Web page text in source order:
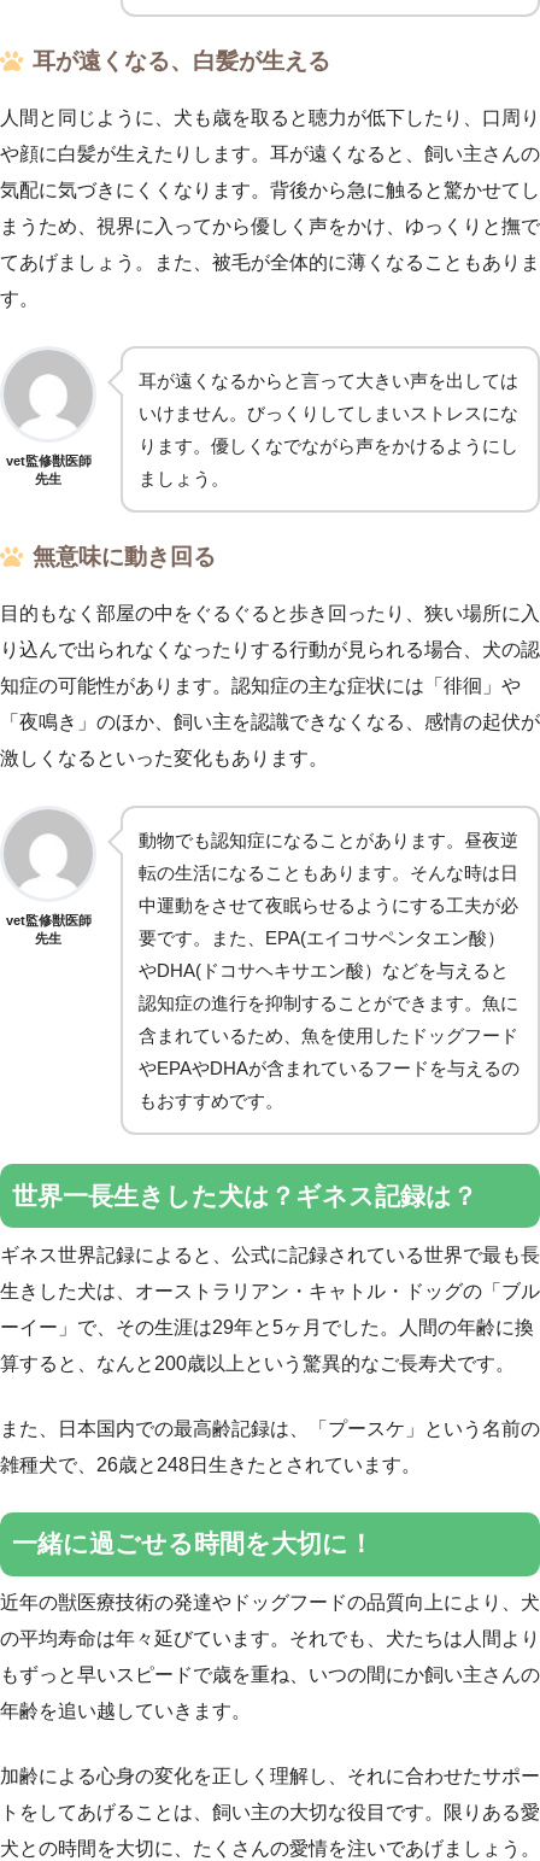
耳が遠くなる、白髪が生える
人間と同じように、犬も歳を取ると聴力が低下したり、口周り
や顔に白髪が生えたりします。耳が遠くなると、飼い主さんの
気配に気づきにくくなります。背後から急に触ると驚かせてし
まうため、視界に入ってから優しく声をかけ、ゆっくりと撫で
てあげましょう。また、被毛が全体的に薄くなることもありま
す。
vet監修獣医師
先生
耳が遠くなるからと言って大きい声を出しては
いけません。びっくりしてしまいストレスにな
ります。優しくなでながら声をかけるようにし
ましょう。
無意味に動き回る
目的もなく部屋の中をぐるぐると歩き回ったり、狭い場所に入
り込んで出られなくなったりする行動が見られる場合、犬の認
知症の可能性があります。認知症の主な症状には「徘徊」や
「夜鳴き」のほか、飼い主を認識できなくなる、感情の起伏が
激しくなるといった変化もあります。
vet監修獣医師
先生
動物でも認知症になることがあります。昼夜逆
転の生活になることもあります。そんな時は日
中運動をさせて夜眠らせるようにする工夫が必
要です。また、EPA(エイコサペンタエン酸）
やDHA(ドコサヘキサエン酸）などを与えると
認知症の進行を抑制することができます。魚に
含まれているため、魚を使用したドッグフード
やEPAやDHAが含まれているフードを与えるの
もおすすめです。
世界一長生きした犬は？ギネス記録は？
ギネス世界記録によると、公式に記録されている世界で最も長
生きした犬は、オーストラリアン・キャトル・ドッグの「ブル
ーイー」で、その生涯は29年と5ヶ月でした。人間の年齢に換
算すると、なんと200歳以上という驚異的なご長寿犬です。
また、日本国内での最高齢記録は、「プースケ」という名前の
雑種犬で、26歳と248日生きたとされています。
一緒に過ごせる時間を大切に！
近年の獣医療技術の発達やドッグフードの品質向上により、犬
の平均寿命は年々延びています。それでも、犬たちは人間より
もずっと早いスピードで歳を重ね、いつの間にか飼い主さんの
年齢を追い越していきます。
加齢による心身の変化を正しく理解し、それに合わせたサポー
トをしてあげることは、飼い主の大切な役目です。限りある愛
犬との時間を大切に、たくさんの愛情を注いであげましょう。